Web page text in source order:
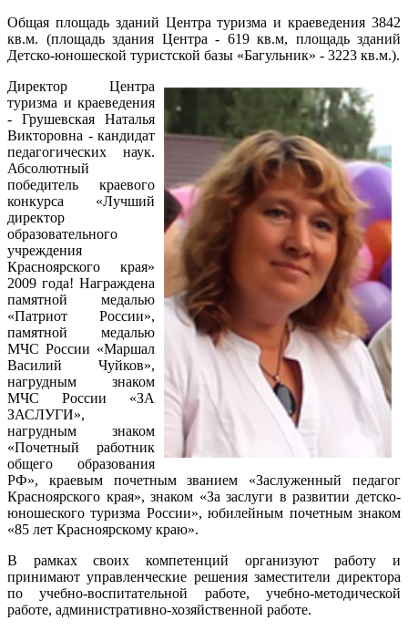
Общая площадь зданий Центра туризма и краеведения 3842
кв.м. (площадь здания Центра - 619 кв.м, площадь зданий
Детско-юношеской туристской базы «Багульник» - 3223 кв.м.).
Директор Центра
туризма и краеведения
- Грушевская Наталья
Викторовна - кандидат
педагогических наук.
Абсолютный
победитель краевого
конкурса «Лучший
директор
образовательного
учреждения
Красноярского края»
2009 года! Награждена
памятной медалью
«Патриот России»,
памятной медалью
МЧС России «Маршал
Василий Чуйков»,
нагрудным знаком
МЧС России «ЗА
ЗАСЛУГИ»,
нагрудным знаком
«Почетный работник
общего образования
РФ», краевым почетным званием «Заслуженный педагог
Красноярского края», знаком «За заслуги в развитии детско-
юношеского туризма России», юбилейным почетным знаком
«85 лет Красноярскому краю».
В рамках своих компетенций организуют работу и
принимают управленческие решения заместители директора
по учебно-воспитательной работе, учебно-методической
работе, административно-хозяйственной работе.